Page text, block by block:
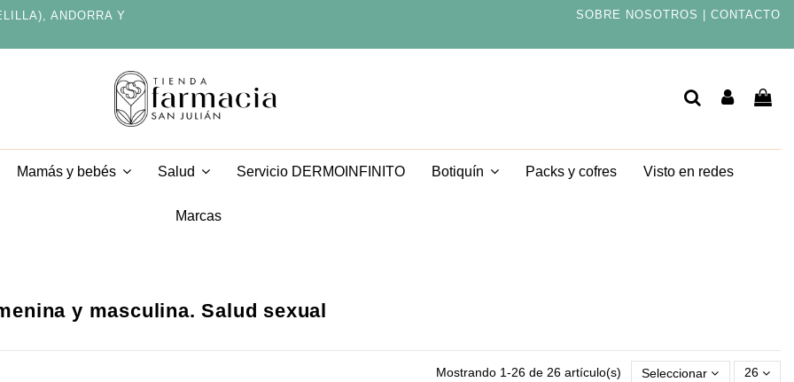
ANDORRA Y SOBRE NOSOTROS CONTACTO
Mamás y bebés Salud Servicio DERMOINFINITO Botiquín Packs y cofres Visto en redes
Marcas
y masculina. Salud sexual
Mostrando 1-26 de 26 artículo(s) Seleccionar 26